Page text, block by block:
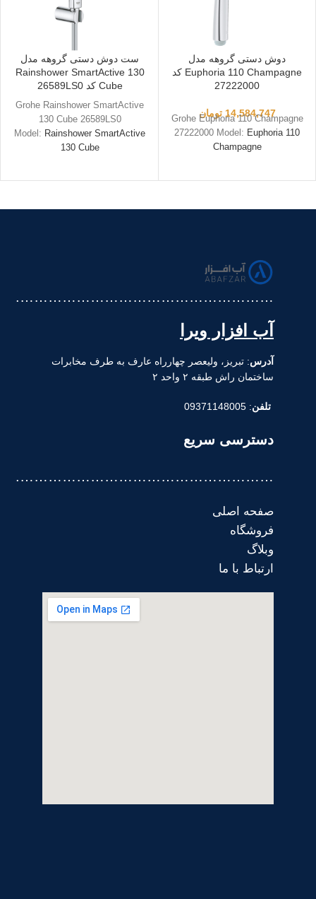
دوش دستی گروهه مدل
Euphoria 110 Champagne کد
27222000
14,584,747 تومان
Grohe Euphoria 110 Champagne
27222000 Model: Euphoria 110
Champagne
ست دوش دستی گروهه مدل
Rainshower SmartActive 130
Cube کد 26589LS0
Grohe Rainshower SmartActive
130 Cube 26589LS0
Model: Rainshower SmartActive
130 Cube
……………………………………………….
آب افزار ویرا
آدرس: تبریز، ولیعصر چهارراه عارف به طرف مخابرات
ساختمان راش طبقه ۲ واحد ۲
تلفن: 09371148005
دسترسی سریع
……………………………………………….
صفحه اصلی
فروشگاه
وبلاگ
ارتباط با ما